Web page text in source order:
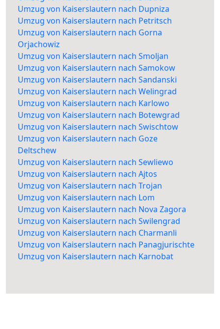
Umzug von Kaiserslautern nach Dupniza
Umzug von Kaiserslautern nach Petritsch
Umzug von Kaiserslautern nach Gorna
Orjachowiz
Umzug von Kaiserslautern nach Smoljan
Umzug von Kaiserslautern nach Samokow
Umzug von Kaiserslautern nach Sandanski
Umzug von Kaiserslautern nach Welingrad
Umzug von Kaiserslautern nach Karlowo
Umzug von Kaiserslautern nach Botewgrad
Umzug von Kaiserslautern nach Swischtow
Umzug von Kaiserslautern nach Goze
Deltschew
Umzug von Kaiserslautern nach Sewliewo
Umzug von Kaiserslautern nach Ajtos
Umzug von Kaiserslautern nach Trojan
Umzug von Kaiserslautern nach Lom
Umzug von Kaiserslautern nach Nova Zagora
Umzug von Kaiserslautern nach Swilengrad
Umzug von Kaiserslautern nach Charmanli
Umzug von Kaiserslautern nach Panagjurischte
Umzug von Kaiserslautern nach Karnobat